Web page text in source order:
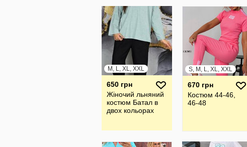
M, L, XL, XXL
650 грн
Жіночий льняний
костюм Батал в
двох кольорах
S, M, L, XL, XXL
670 грн
Костюм 44-46,
46-48